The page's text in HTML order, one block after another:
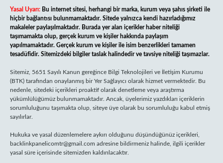
Yasal Uyarı: Bu internet sitesi, herhangi bir marka, kurum veya şahıs şirketi ile
hiçbir bağlantısı bulunmamaktadır. Sitede yalnızca kendi hazırladığımız
makaleler paylaşılmaktadır. Burada yer alan içerikler haber niteliği
taşımamakta olup, gerçek kurum ve kişiler hakkında paylaşım
yapılmamaktadır. Gerçek kurum ve kişiler ile isim benzerlikleri tamamen
tesadüfidir. Sitemizdeki bilgiler taslak halindedir ve tavsiye niteliği taşımazlar.
Sitemiz, 5651 Sayılı Kanun gereğince Bilgi Teknolojileri ve İletişim Kurumu
(BTK) tarafından onaylanmış bir Yer Sağlayıcı olarak hizmet vermektedir. Bu
nedenle, sitedeki içerikleri proaktif olarak denetleme veya araştırma
yükümlülüğümüz bulunmamaktadır. Ancak, üyelerimiz yazdıkları içeriklerin
sorumluluğunu taşımakta olup, siteye üye olarak bu sorumluluğu kabul etmiş
sayılırlar.
Hukuka ve yasal düzenlemelere aykırı olduğunu düşündüğünüz içerikleri,
backlinkpanelicomtr@gmail.com adresine bildirmeniz halinde, ilgili içerikler
yasal süre içerisinde sitemizden kaldırılacaktır.